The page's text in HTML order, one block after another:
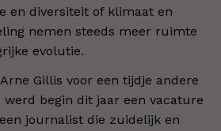
en diversiteit of klimaat en
nemen steeds meer ruimte
evolutie.
Gillis voor een tijdje andere
begin dit jaar een vacature
journalist die zuidelijk en